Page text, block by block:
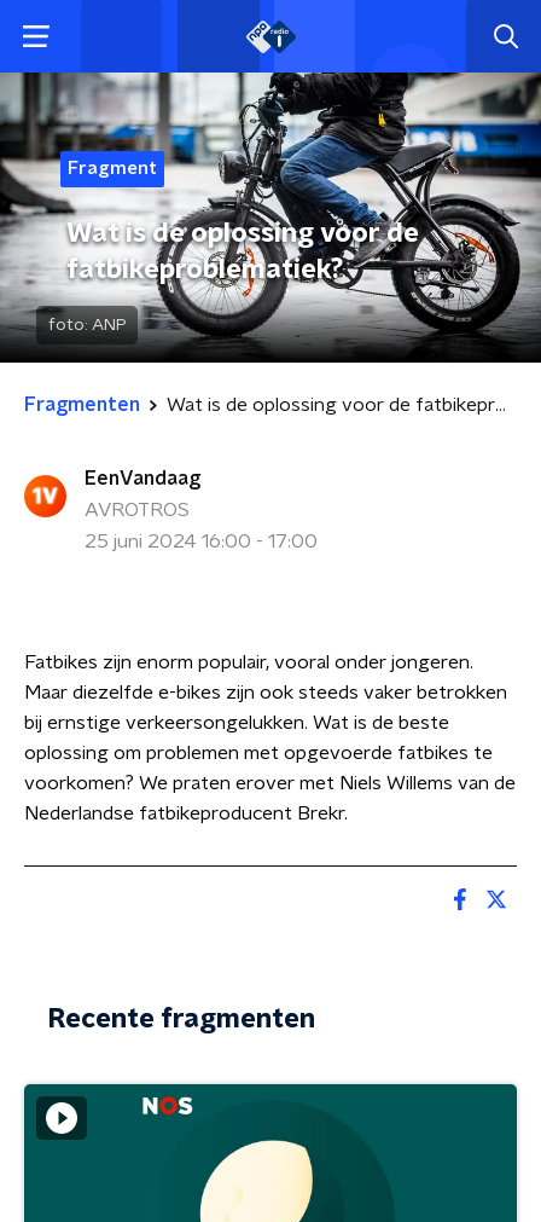
Fragment
Wat is de oplossing voor de
fatbikeproblematiek?
foto: ANP
Fragmenten Wat is de oplossing voor de fatbikeproblematiek?
EenVandaag
AVROTROS
25 juni 2024 16:00 - 17:00
Fatbikes zijn enorm populair, vooral onder jongeren.
Maar diezelfde e-bikes zijn ook steeds vaker betrokken
bij ernstige verkeersongelukken. Wat is de beste
oplossing om problemen met opgevoerde fatbikes te
voorkomen? We praten erover met Niels Willems van de
Nederlandse fatbikeproducent Brekr.
Recente fragmenten